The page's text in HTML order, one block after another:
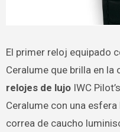
El primer reloj equipado
Ceralume que brilla en la
relojes de lujoIWC
Ceralume con una
correa de caucho